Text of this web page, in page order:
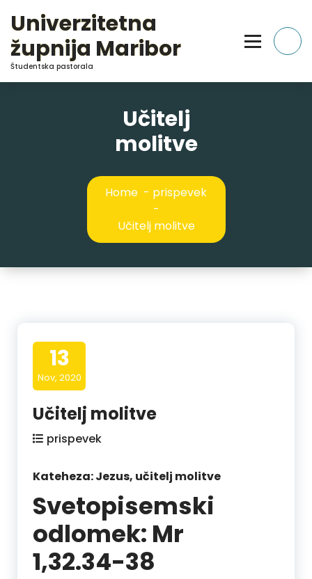
Content
Univerzitetna
župnija Maribor
Študentska pastorala
Učitelj
molitve
Home - prispevek
-
Učitelj molitve
13
Nov, 2020
Učitelj molitve
prispevek
Kateheza: Jezus, učitelj molitve
Svetopisemski
odlomek: Mr
1,32.34-38